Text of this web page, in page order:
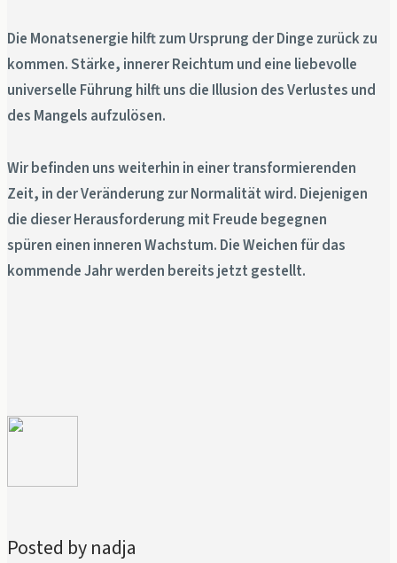
Die Monatsenergie hilft zum Ursprung der Dinge zurück zu
kommen. Stärke, innerer Reichtum und eine liebevolle
universelle Führung hilft uns die Illusion des Verlustes und
des Mangels aufzulösen.
Wir befinden uns weiterhin in einer transformierenden
Zeit, in der Veränderung zur Normalität wird. Diejenigen
die dieser Herausforderung mit Freude begegnen
spüren einen inneren Wachstum. Die Weichen für das
kommende Jahr werden bereits jetzt gestellt.
Posted by nadja